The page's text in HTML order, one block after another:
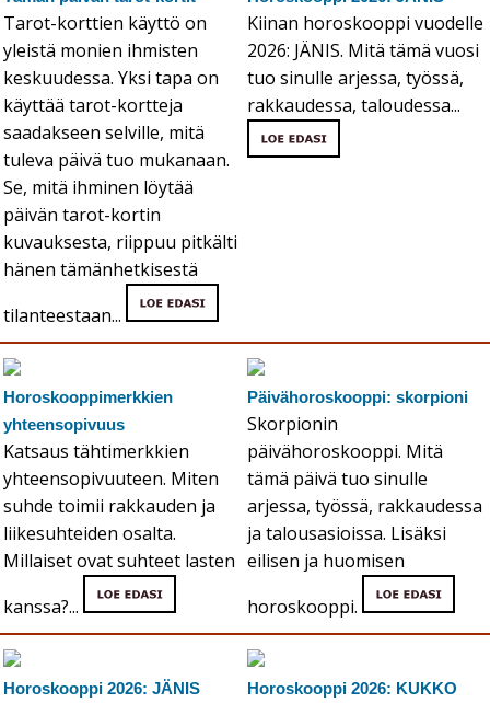
Tarot-korttien käyttö on
yleistä monien ihmisten
keskuudessa. Yksi tapa on
käyttää tarot-kortteja
saadakseen selville, mitä
tuleva päivä tuo mukanaan.
Se, mitä ihminen löytää
päivän tarot-kortin
kuvauksesta, riippuu pitkälti
hänen tämänhetkisestä
tilanteestaan...
Kiinan horoskooppi vuodelle
2026: JÄNIS. Mitä tämä vuosi
tuo sinulle arjessa, työssä,
rakkaudessa, taloudessa...
Horoskooppimerkkien
yhteensopivuus
Katsaus tähtimerkkien
yhteensopivuuteen. Miten
suhde toimii rakkauden ja
liikesuhteiden osalta.
Millaiset ovat suhteet lasten
kanssa?...
Päivähoroskooppi: skorpioni
Skorpionin
päivähoroskooppi. Mitä
tämä päivä tuo sinulle
arjessa, työssä, rakkaudessa
ja talousasioissa. Lisäksi
eilisen ja huomisen
horoskooppi.
Horoskooppi 2026: JÄNIS Horoskooppi 2026: KUKKO